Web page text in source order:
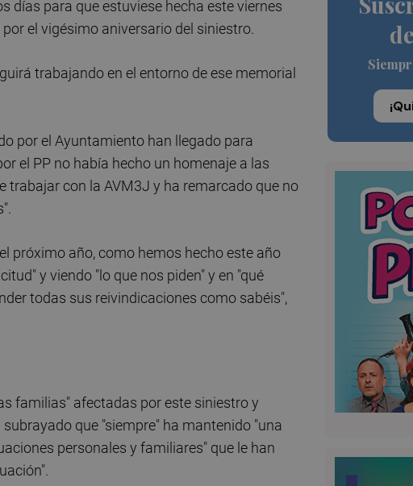
días para que estuviese hecha este viernes
el vigésimo aniversario del siniestro.
trabajando en el entorno de ese memorial
por el Ayuntamiento han llegado para
el PP no había hecho un homenaje a las
con la AVM3J y ha remarcado que no
próximo año, como hemos hecho este año
y viendo "lo que nos piden" y en "qué
todas sus reivindicaciones como sabéis",
familias" afectadas por este siniestro y
que "siempre" ha mantenido "una
personales y familiares" que le han